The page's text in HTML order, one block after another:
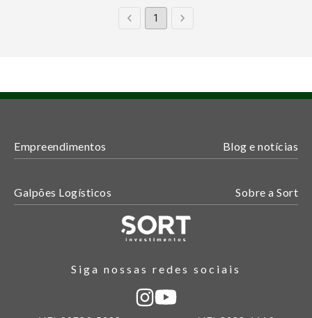
1
Empreendimentos Blog e notícias
Galpões Logísticos Sobre a Sort
Siga nossas redes sociais